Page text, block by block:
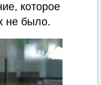
которое
не было.